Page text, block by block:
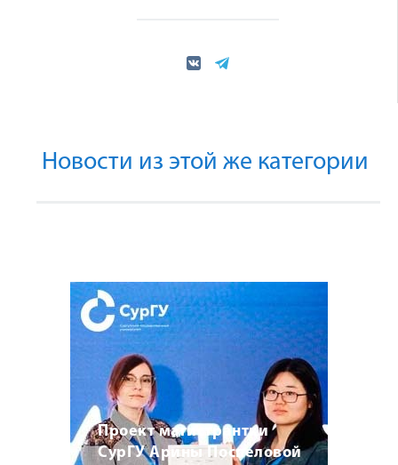
Новости из этой же категории
Проект магистрантки
СурГУ Арины Поспеловой